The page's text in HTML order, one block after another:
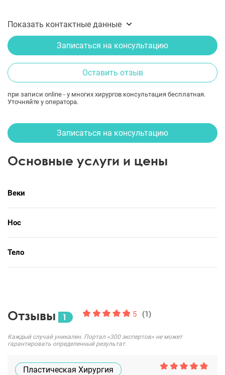
Показать контактные данные
Записаться на консультацию
Оставить отзыв
при записи online - у многих хирургов консультация бесплатная.
Уточняйте у оператора.
Записаться на консультацию
Основные услуги и цены
Веки
Нос
Тело
Отзывы 1 5 (1)
Каждый случай уникален. Портал «300 экспертов» не может
гарантировать определенный результат.
Пластическая Хирургия